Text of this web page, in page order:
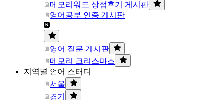
메모리워드 상점후기 게시판
영어공부 인증 게시판
영어 질문 게시판
메모리 크리스마스
지역별 언어 스터디
서울
경기